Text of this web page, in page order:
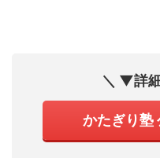
＼ ▼詳
かたぎり塾